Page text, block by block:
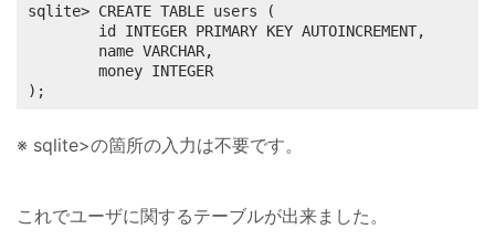
sqlite> CREATE TABLE users (
        id INTEGER PRIMARY KEY AUTOINCREMENT,
        name VARCHAR,
        money INTEGER
);
※ sqlite>の箇所の入力は不要です。
これでユーザに関するテーブルが出来ました。